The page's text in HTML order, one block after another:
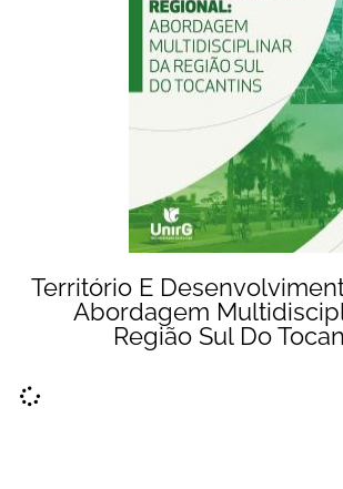
Território E
Abordagem
Região Sul Do